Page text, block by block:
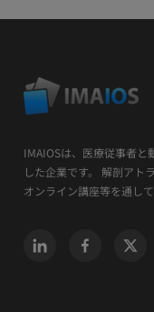
IMAIOSは、医療従事者と
した企業です。 解剖アト
オンライン講座等を通し